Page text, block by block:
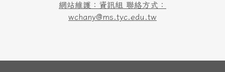
網站維護：資訊組 聯絡方式：
wchany@ms.tyc.edu.tw